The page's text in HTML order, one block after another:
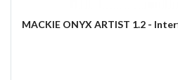
MACKIE ONYX ARTIST 1.2 -